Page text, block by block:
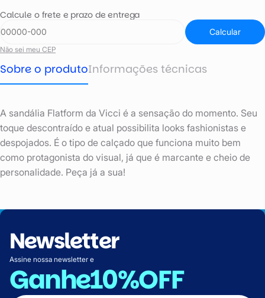
Calcule o frete e prazo de entrega
Calcular
Não sei meu CEP
Sobre o produtoInformações técnicas
A sandália Flatform da Vicci é a sensação do momento. Seu
toque descontraído e atual possibilita looks fashionistas e
despojados. É o tipo de calçado que funciona muito bem
como protagonista do visual, já que é marcante e cheio de
personalidade. Peça já a sua!
Newsletter
Assine nossa newsletter e
Ganhe10%OFF